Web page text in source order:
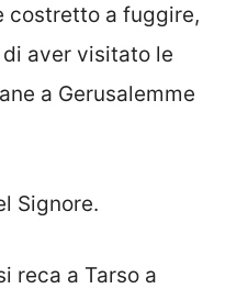
costretto a fuggire,
aver visitato le
a Gerusalemme
Signore.
reca a Tarso a